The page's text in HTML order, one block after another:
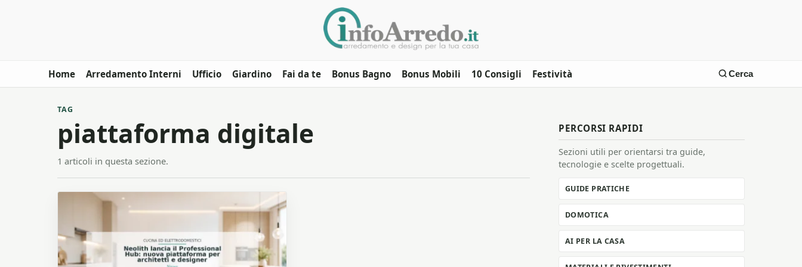
Home Arredamento Interni Ufficio Giardino Fai da te Bonus Bagno Bonus Mobili 10 Consigli Festività Cerca
TAG
piattaforma digitale
1 articoli in questa sezione.
PERCORSI RAPIDI
Sezioni utili per orientarsi tra guide,
tecnologie e scelte progettuali.
GUIDE PRATICHE
DOMOTICA
AI PER LA CASA